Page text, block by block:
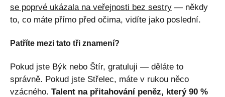
se poprvé ukázala na veřejnosti bez sestry — někdy
to, co máte přímo před očima, vidíte jako poslední.
Patříte mezi tato tři znamení?
Pokud jste Býk nebo Štír, gratuluji — děláte to
správně. Pokud jste Střelec, máte v rukou něco
vzácného. Talent na přitahování peněz, který 90 %